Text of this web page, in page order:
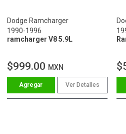
Dodge Ramcharger
1990-1996
ramcharger V8 5.9L
$999.00 MXN
Ver Detalles